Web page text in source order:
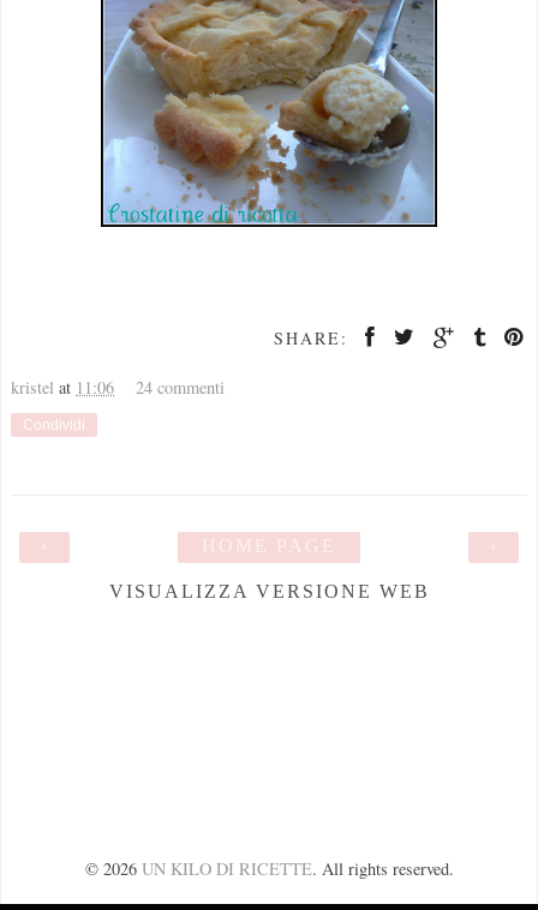
SHARE:
kristel at 11:06 24 commenti
Condividi
›
HOME PAGE
VISUALIZZA VERSIONE WEB
© 2026 UN KILO DI RICETTE. All rights reserved.